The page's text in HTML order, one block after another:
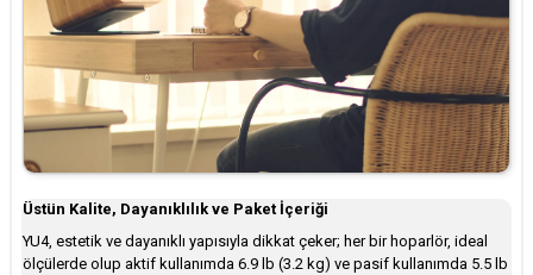
Üstün Kalite, Dayanıklılık ve Paket İçeriği
YU4, estetik ve dayanıklı yapısıyla dikkat çeker; her bir hoparlör, ideal
ölçülerde olup aktif kullanımda 6.9 lb (3.2 kg) ve pasif kullanımda 5.5 lb